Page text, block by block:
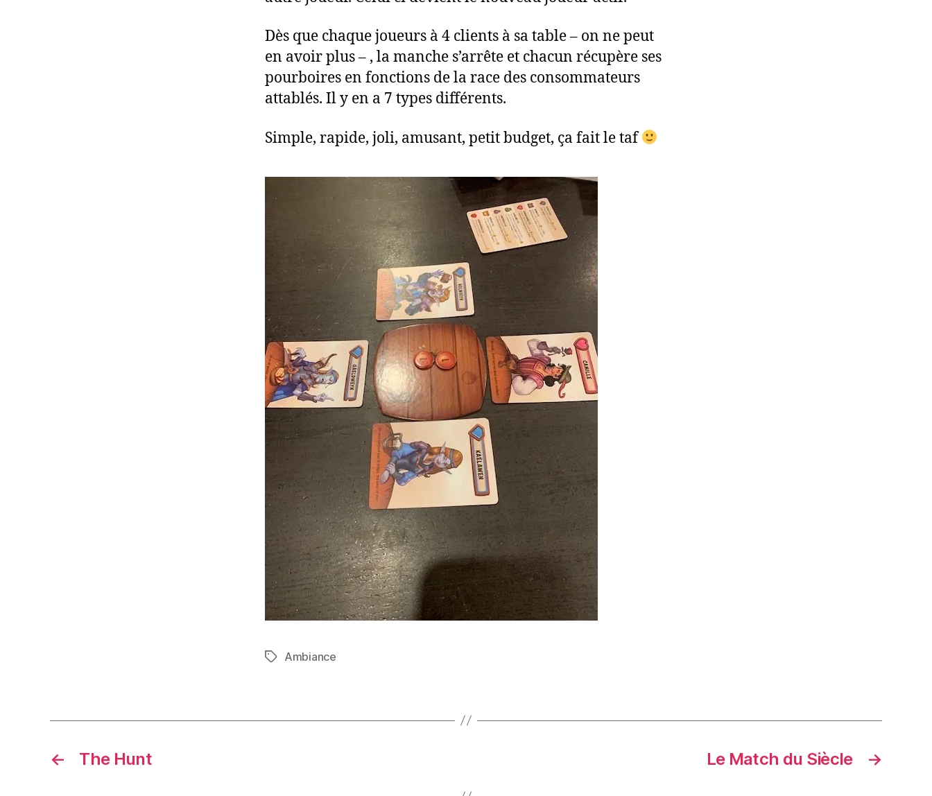
Dès que chaque joueurs à 4 clients à sa table – on ne peut
en avoir plus – , la manche s’arrête et chacun récupère ses
pourboires en fonctions de la race des consommateurs
attablés. Il y en a 7 types différents.
Simple, rapide, joli, amusant, petit budget, ça fait le taf
Étiquettes
Ambiance
← The Hunt →
Le Match du Siècle